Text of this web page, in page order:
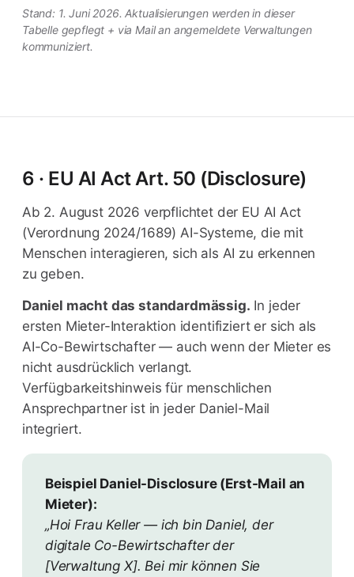
Stand: 1. Juni 2026. Aktualisierungen werden in dieser
Tabelle gepflegt + via Mail an angemeldete Verwaltungen
kommuniziert.
6 · EU AI Act Art. 50 (Disclosure)
Ab 2. August 2026 verpflichtet der EU AI Act
(Verordnung 2024/1689) AI-Systeme, die mit
Menschen interagieren, sich als AI zu erkennen
zu geben.
Daniel macht das standardmässig. In jeder
ersten Mieter-Interaktion identifiziert er sich als
AI-Co-Bewirtschafter — auch wenn der Mieter es
nicht ausdrücklich verlangt.
Verfügbarkeitshinweis für menschlichen
Ansprechpartner ist in jeder Daniel-Mail
integriert.
Beispiel Daniel-Disclosure (Erst-Mail an
Mieter):
„Hoi Frau Keller — ich bin Daniel, der
digitale Co-Bewirtschafter der
[Verwaltung X]. Bei mir können Sie